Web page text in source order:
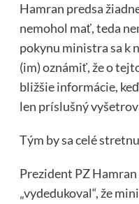
Hamran predsa
nemohol mať, teda
pokynu ministra sa k
(im) oznámiť, že o
bližšie informácie,
len príslušný
Tým by sa celé
Prezident PZ
„vydedukoval“, že